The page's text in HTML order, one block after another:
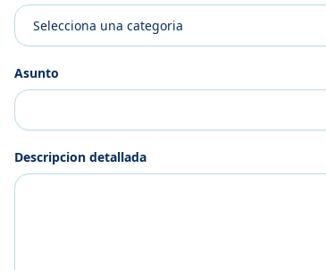
Asunto
Descripcion detallada